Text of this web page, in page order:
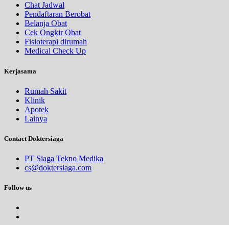
Chat Jadwal
Pendaftaran Berobat
Belanja Obat
Cek Ongkir Obat
Fisioterapi dirumah
Medical Check Up
Kerjasama
Rumah Sakit
Klinik
Apotek
Lainya
Contact Doktersiaga
PT Siaga Tekno Medika
cs@doktersiaga.com
Follow us